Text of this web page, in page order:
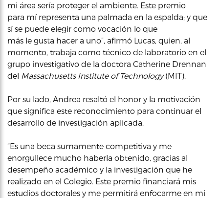
mi área sería proteger el ambiente. Este premio
para mí representa una palmada en la espalda; y que
sí se puede elegir como vocación lo que
más le gusta hacer a uno”, afirmó Lucas, quien, al
momento, trabaja como técnico de laboratorio​ en el
grupo investigativo de la doctora Catherine Drennan
del Massachusetts Institute of Technology(MIT).
Por su lado, Andrea resaltó el honor y la motivación
que significa este reconocimiento para continuar el
desarrollo de investigación aplicada.
“Es una beca sumamente competitiva y me
enorgullece mucho haberla obtenido, gracias al
desempeño académico y la investigación que he
realizado en el Colegio. Este premio financiará mis
estudios doctorales y me permitirá enfocarme en mi